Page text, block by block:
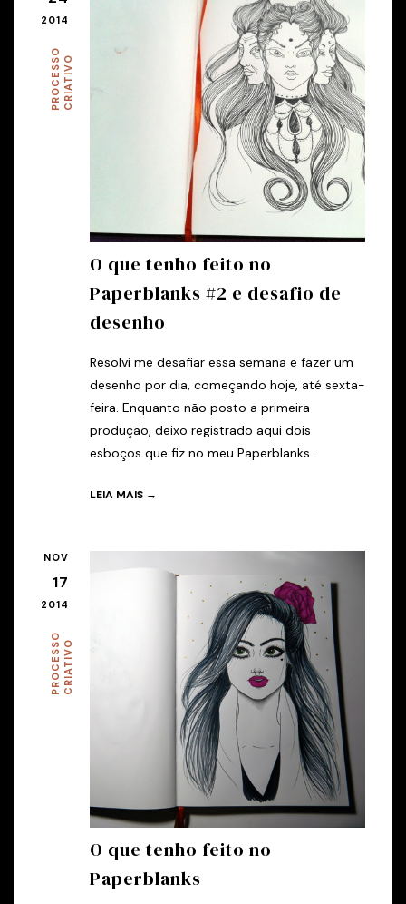
2014
P
R
O
C
E
SS
O
C
R
I
A
T
I
VO
O que tenho feito no
Paperblanks #2 e desafio de
desenho
Resolvi me desafiar essa semana e fazer um
desenho por dia, começando hoje, até sexta-
feira. Enquanto não posto a primeira
produção, deixo registrado aqui dois
esboços que fiz no meu Paperblanks...
LEIA MAIS →
NOV
17
2014
P
R
O
C
E
SS
O
C
R
I
A
T
I
VO
O que tenho feito no
Paperblanks